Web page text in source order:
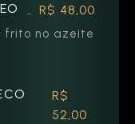
R$ 48,00
frito no azeite
R$
52,00